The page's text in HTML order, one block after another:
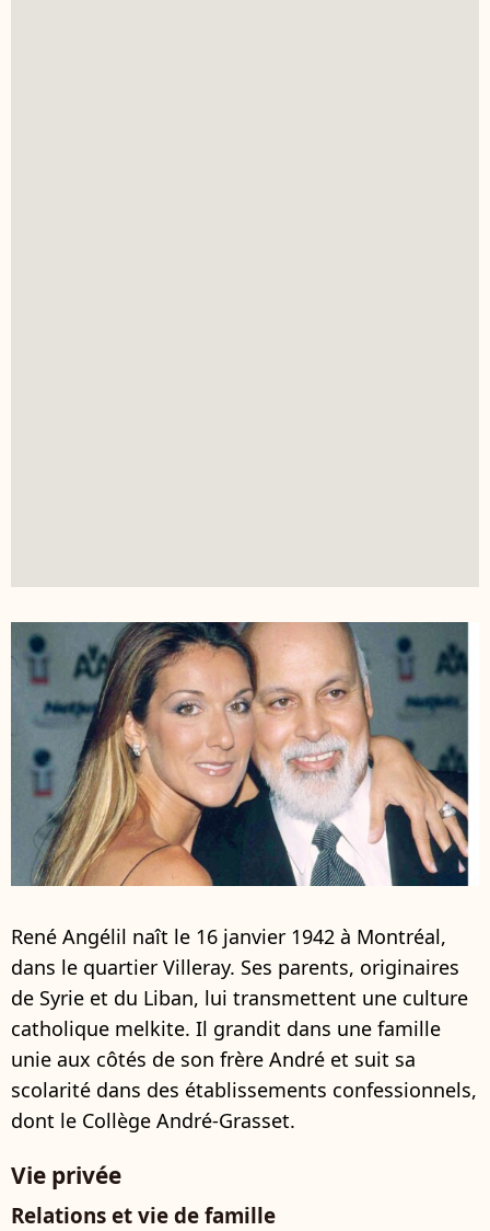
René Angélil naît le 16 janvier 1942 à Montréal,
dans le quartier Villeray. Ses parents, originaires
de Syrie et du Liban, lui transmettent une culture
catholique melkite. Il grandit dans une famille
unie aux côtés de son frère André et suit sa
scolarité dans des établissements confessionnels,
dont le Collège André-Grasset.
Vie privée
Relations et vie de famille